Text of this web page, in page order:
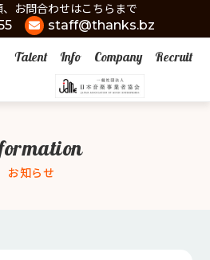
お問合わせはこちらまで
staff@thanks.bz
Talent Info Company Recruit
お知らせ